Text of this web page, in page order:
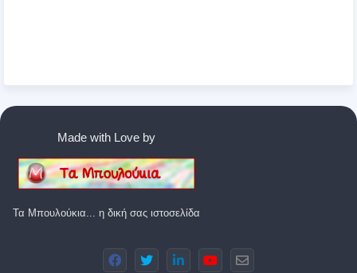
Made with Love by
Τα Μπουλούκια... η δική σας ιστοσελίδα